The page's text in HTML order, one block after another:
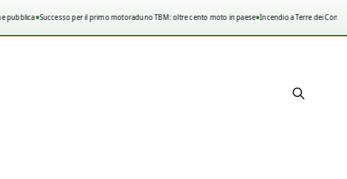
•Successo per il primo motoraduno TBM: oltre cento moto in paese•Incendio a Terre dei